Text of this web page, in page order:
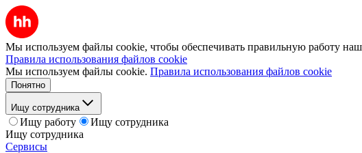
Мы используем файлы cookie, чтобы обеспечивать правильную работу
Правила использования файлов cookie
Мы используем файлы cookie. Правила использования файлов cookie
Понятно
Ищу сотрудника
Ищу работу
Ищу сотрудника
Ищу сотрудника
Сервисы